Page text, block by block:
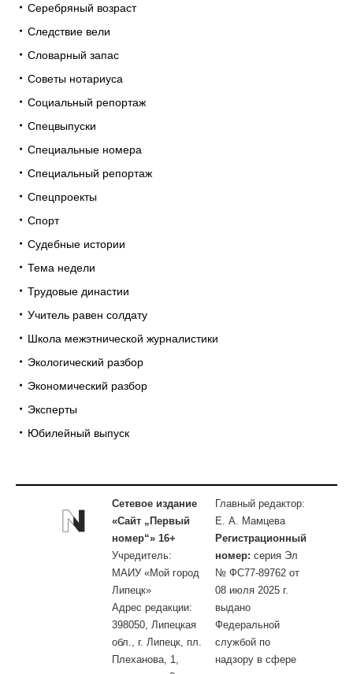
Серебряный возраст
Следствие вели
Словарный запас
Советы нотариуса
Социальный репортаж
Спецвыпуски
Специальные номера
Специальный репортаж
Спецпроекты
Спорт
Судебные истории
Тема недели
Трудовые династии
Учитель равен солдату
Школа межэтнической журналистики
Экологический разбор
Экономический разбор
Эксперты
Юбилейный выпуск
Сетевое издание
«Сайт „Первый
номер“» 16+
Учредитель:
МАИУ «Мой город
Липецк»
Адрес редакции:
398050, Липецкая
обл., г. Липецк, пл.
Плеханова, 1,
Главный редактор:
Е. А. Мамцева
Регистрационный
номер: серия Эл
№ ФС77-89762 от
08 июля 2025 г.
выдано
Федеральной
службой по
надзору в сфере